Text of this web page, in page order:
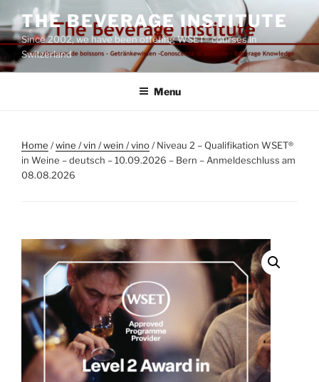
to
content
THE BEVERAGE INSTITUTE
Since 2002, we have been offering WSET® courses in
Switzerland
Menu
Home /wine / vin / wein / vino/ Niveau 2 – Qualifikation WSET®
in Weine – deutsch – 10.09.2026 – Bern – Anmeldeschluss am
08.08.2026